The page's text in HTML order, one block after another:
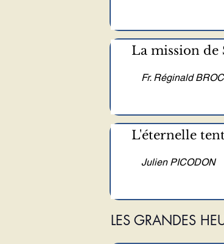
La mission de
Fr. Réginald
L'éternelle
Julien PICODON
LES GRANDES